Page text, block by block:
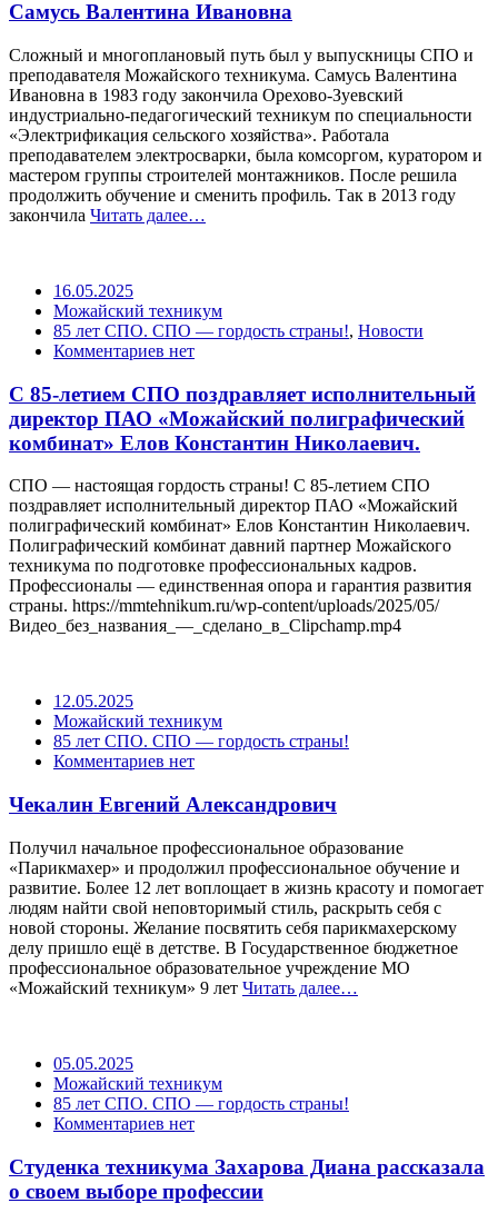
Самусь Валентина Ивановна
Сложный и многоплановый путь был у выпускницы СПО и
преподавателя Можайского техникума. Самусь Валентина
Ивановна в 1983 году закончила Орехово-Зуевский
индустриально-педагогический техникум по специальности
«Электрификация сельского хозяйства». Работала
преподавателем электросварки, была комсоргом, куратором и
мастером группы строителей монтажников. После решила
продолжить обучение и сменить профиль. Так в 2013 году
закончила Читать далее…
16.05.2025
Можайский техникум
85 лет СПО. СПО — гордость страны!, Новости
Комментариев нет
С 85-летием СПО поздравляет исполнительный
директор ПАО «Можайский полиграфический
комбинат» Елов Константин Николаевич.
СПО — настоящая гордость страны! С 85-летием СПО
поздравляет исполнительный директор ПАО «Можайский
полиграфический комбинат» Елов Константин Николаевич.
Полиграфический комбинат давний партнер Можайского
техникума по подготовке профессиональных кадров.
Профессионалы — единственная опора и гарантия развития
страны. https://mmtehnikum.ru/wp-content/uploads/2025/05/
Видео_без_названия_—_сделано_в_Clipchamp.mp4
12.05.2025
Можайский техникум
85 лет СПО. СПО — гордость страны!
Комментариев нет
Чекалин Евгений Александрович
Получил начальное профессиональное образование
«Парикмахер» и продолжил профессиональное обучение и
развитие. Более 12 лет воплощает в жизнь красоту и помогает
людям найти свой неповторимый стиль, раскрыть себя с
новой стороны. Желание посвятить себя парикмахерскому
делу пришло ещё в детстве. В Государственное бюджетное
профессиональное образовательное учреждение МО
«Можайский техникум» 9 лет Читать далее…
05.05.2025
Можайский техникум
85 лет СПО. СПО — гордость страны!
Комментариев нет
Студенка техникума Захарова Диана рассказала
о своем выборе профессии